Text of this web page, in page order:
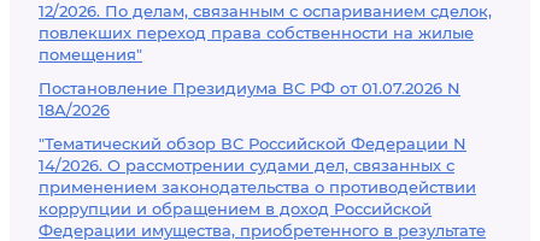
12/2026. По делам, связанным с оспариванием сделок,
повлекших переход права собственности на жилые
помещения"
Постановление Президиума ВС РФ от 01.07.2026 N
18А/2026
"Тематический обзор ВС Российской Федерации N
14/2026. О рассмотрении судами дел, связанных с
применением законодательства о противодействии
коррупции и обращением в доход Российской
Федерации имущества, приобретенного в результате